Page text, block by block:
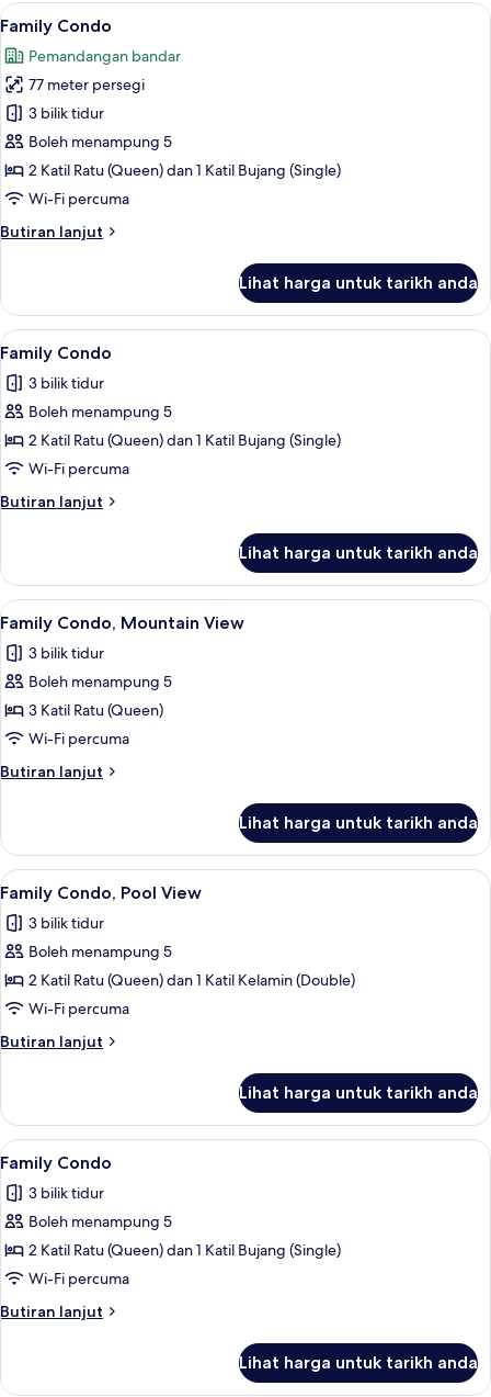
Lihat
semua
foto
untuk
Family
Condo
Family Condo | 3 bilik tidur,
11
Family Condo
Pemandangan bandar
77 meter persegi
3 bilik tidur
Boleh menampung 5
2 Katil Ratu (Queen) dan 1 Katil Bujang (Single)
Wi-Fi percuma
Butiran lanjut
Butiran
Condo
Lihat harga untuk tarikh anda
Lihat
semua
foto
untuk
Family
Condo
Family Condo | Ruang tamu | 55
8
Family Condo
3 bilik tidur
Boleh menampung 5
2 Katil Ratu (Queen) dan 1 Katil Bujang (Single)
Wi-Fi percuma
Butiran lanjut
Butiran
Condo
Lihat harga untuk tarikh anda
Lihat
semua
foto
untuk
Family
Condo,
Mountain
View
Family Condo, Mountain View |
8
Family Condo, Mountain View
3 bilik tidur
Boleh menampung 5
3 Katil Ratu (Queen)
Wi-Fi percuma
Butiran lanjut
Butiran
Condo,
Mountain
View
Lihat harga untuk tarikh anda
Lihat
semua
foto
untuk
Family
Condo,
Pool
View
Family Condo, Pool View | 3 bilik
8
Family Condo, Pool View
3 bilik tidur
Boleh menampung 5
2 Katil Ratu (Queen) dan 1 Katil Kelamin (Double)
Wi-Fi percuma
Butiran lanjut
Butiran
Condo,
Pool
View
Lihat harga untuk tarikh anda
Lihat
semua
foto
untuk
Family
Condo
Family Condo | Ruang tamu | 55
8
Family Condo
3 bilik tidur
Boleh menampung 5
2 Katil Ratu (Queen) dan 1 Katil Bujang (Single)
Wi-Fi percuma
Butiran lanjut
Butiran
Condo
Lihat harga untuk tarikh anda